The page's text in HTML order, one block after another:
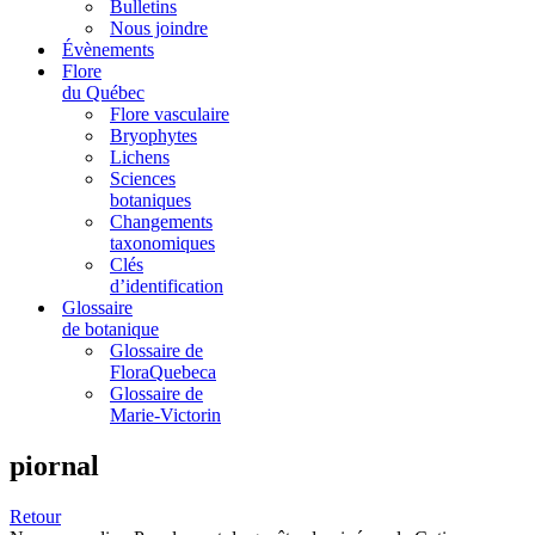
Bulletins
Nous joindre
Évènements
Flore
du Québec
Flore vasculaire
Bryophytes
Lichens
Sciences
botaniques
Changements
taxonomiques
Clés
d’identification
Glossaire
de botanique
Glossaire de
FloraQuebeca
Glossaire de
Marie-Victorin
piornal
Retour